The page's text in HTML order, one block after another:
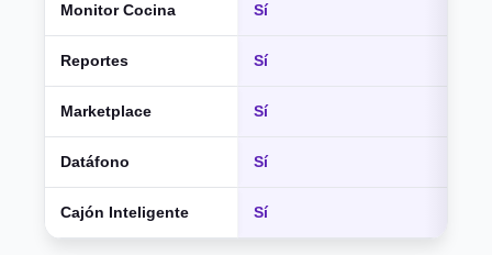
Monitor Cocina Sí
Reportes Sí
Marketplace Sí
Datáfono Sí
Cajón Inteligente Sí